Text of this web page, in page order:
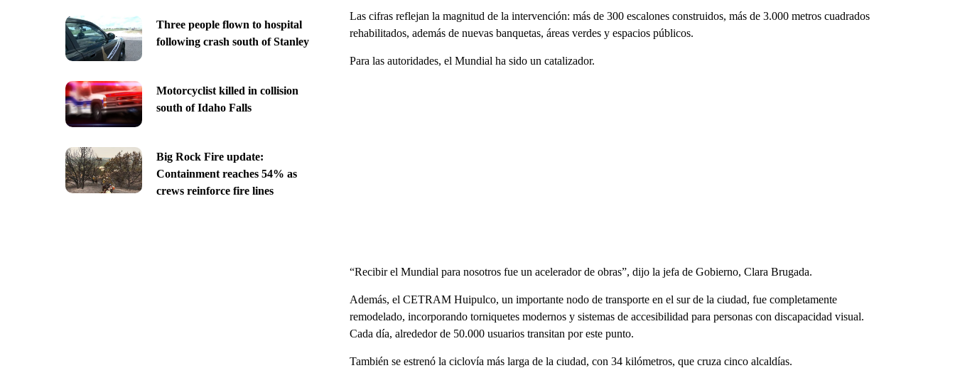
Three people flown to hospital
following crash south of Stanley
Motorcyclist killed in collision
south of Idaho Falls
Big Rock Fire update:
Containment reaches 54% as
crews reinforce fire lines
Las cifras reflejan la magnitud de la intervención: más de 300 escalones construidos, más de 3.000 metros cuadrados
rehabilitados, además de nuevas banquetas, áreas verdes y espacios públicos.
Para las autoridades, el Mundial ha sido un catalizador.
“Recibir el Mundial para nosotros fue un acelerador de obras”, dijo la jefa de Gobierno, Clara Brugada.
Además, el CETRAM Huipulco, un importante nodo de transporte en el sur de la ciudad, fue completamente
remodelado, incorporando torniquetes modernos y sistemas de accesibilidad para personas con discapacidad visual.
Cada día, alrededor de 50.000 usuarios transitan por este punto.
También se estrenó la ciclovía más larga de la ciudad, con 34 kilómetros, que cruza cinco alcaldías.